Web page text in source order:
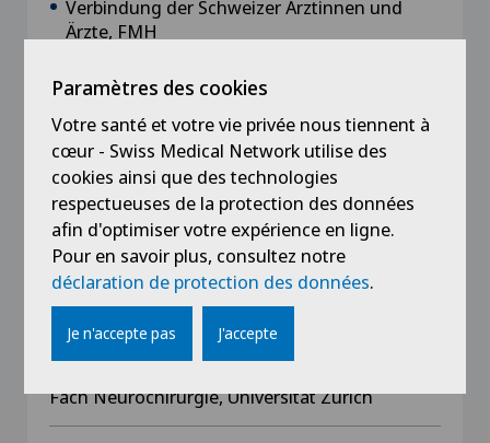
Verbindung der Schweizer Ärztinnen und
Ärzte, FMH
Formation
2021
Interdisziplinärer Schwerpunkt
Wirbelsäulenchirurgie
2015
Fach Neurochirurgie, Universität Zürich
Paramètres des cookies
Votre santé et votre vie privée nous tiennent à
cœur - Swiss Medical Network utilise des
cookies ainsi que des technologies
respectueuses de la protection des données
afin d'optimiser votre expérience en ligne.
Pour en savoir plus, consultez notre
déclaration de protection des données.
Je n'accepte pas J'accepte